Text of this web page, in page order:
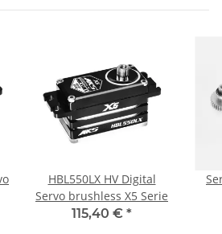
HBL550LX HV Digital
Servo brushless X5 Serie
115,40 € *